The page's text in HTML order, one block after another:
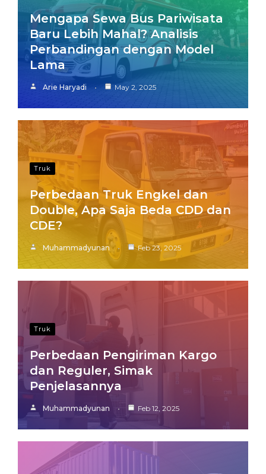
Mengapa Sewa Bus Pariwisata
Baru Lebih Mahal? Analisis
Perbandingan dengan Model
Lama
Arie Haryadi May 2, 2025
Truk
Perbedaan Truk Engkel dan
Double, Apa Saja Beda CDD dan
CDE?
Muhammadyunan Feb 23, 2025
Truk
Perbedaan Pengiriman Kargo
dan Reguler, Simak
Penjelasannya
Muhammadyunan Feb 12, 2025